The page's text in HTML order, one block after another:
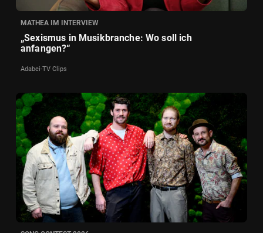
MATHEA IM INTERVIEW
„Sexismus in Musikbranche: Wo soll ich
anfangen?“
Adabei-TV Clips